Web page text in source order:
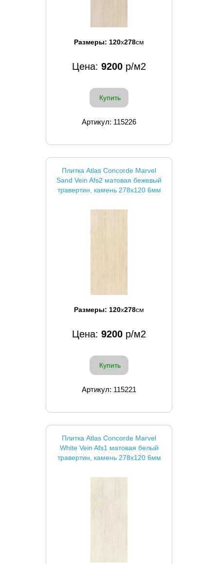
Размеры: 120x278см
Цена: 9200 р/м2
Купить
Артикул: 115226
Плитка Atlas Concorde Marvel
Sand Vein Afs2 матовая бежевый
травертин, камень 278x120 6мм
Размеры: 120x278см
Цена: 9200 р/м2
Купить
Артикул: 115221
Плитка Atlas Concorde Marvel
White Vein Afs1 матовая белый
травертин, камень 278x120 6мм